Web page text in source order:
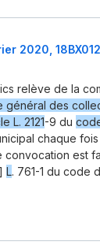
2020,
relève de la
général des
L. 2121-9 du
chaque
convocation est
L. 761-1 du code